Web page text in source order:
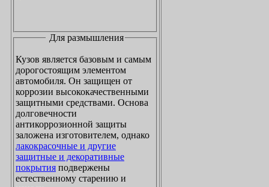
Для размышления
Кузов является базовым и самым
дорогостоящим элементом
автомобиля. Он защищен от
коррозии высококачественными
защитными средствами. Основа
долговечности
антикоррозионной защиты
заложена изготовителем, однако
лакокрасочные и другие
защитные и декоративные
покрытия подвержены
естественному старению и